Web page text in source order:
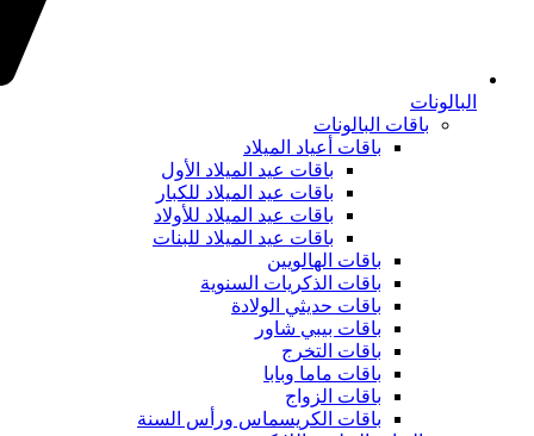
البالونات
باقات البالونات
باقات أعياد الميلاد
باقات عيد الميلاد الأول
باقات عيد الميلاد للكبار
باقات عيد الميلاد للأولاد
باقات عيد الميلاد للبنات
باقات الهالويين
باقات الذكريات السنوية
باقات حديثي الولادة
باقات بيبي شاور
باقات التخرج
باقات ماما وبابا
باقات الزواج
باقات الكريسماس ورأس السنة